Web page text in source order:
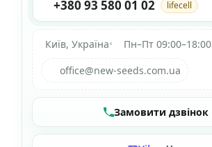
+380 93 580 01 02 lifecell
Київ, Україна•
Пн–Пт 09:00–18:00
office@new-seeds.com.ua
Замовити дзвінок